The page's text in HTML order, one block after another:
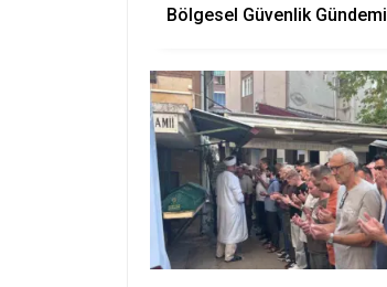
Bölgesel Güvenlik Gündemi